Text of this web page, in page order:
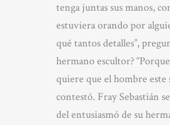
tenga juntas sus manos,
estuviera orando por
qué tantos detalles”,
hermano escultor?
quiere que el hombre este
contestó. Fray Sebastián
del entusiasmó de su